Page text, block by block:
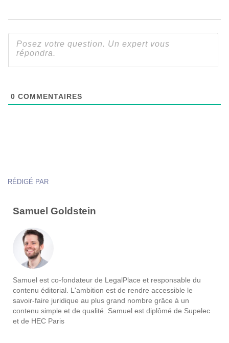
0 COMMENTAIRES
RÉDIGÉ PAR
Samuel Goldstein
Samuel est co-fondateur de LegalPlace et responsable du
contenu éditorial. L'ambition est de rendre accessible le
savoir-faire juridique au plus grand nombre grâce à un
contenu simple et de qualité. Samuel est diplômé de Supelec
et de HEC Paris